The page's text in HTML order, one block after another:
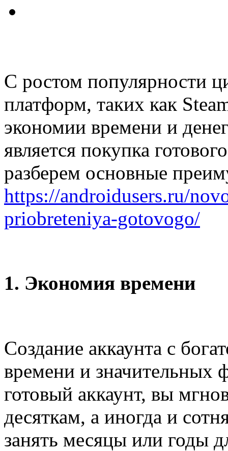
С ростом популярности
платформ, таких как
экономии времени и
является покупка
разберем основные
https://androidusers.ru/
priobreteniya-gotovogo/
1. Экономия времени
Создание аккаунта с
времени и значительных
готовый аккаунт, вы
десяткам, а иногда и
занять месяцы или годы